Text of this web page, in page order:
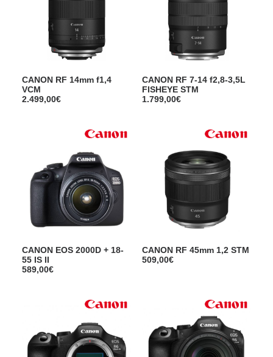
CANON RF 14mm f1,4
VCM
2.499,00€
CANON RF 7-14 f2,8-3,5L
FISHEYE STM
1.799,00€
CANON EOS 2000D + 18-
55 IS II
589,00€
CANON RF 45mm 1,2 STM
509,00€